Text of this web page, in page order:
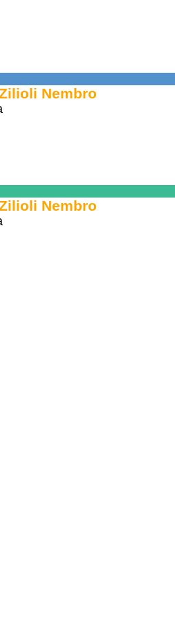
Nembro
Nembro